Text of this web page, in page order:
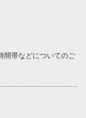
間帯などについてのご